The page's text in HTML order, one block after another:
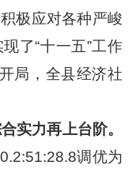
极应对各种严峻
现了“十一五”工作
局，全县经济社
实力再上台阶。
调优为